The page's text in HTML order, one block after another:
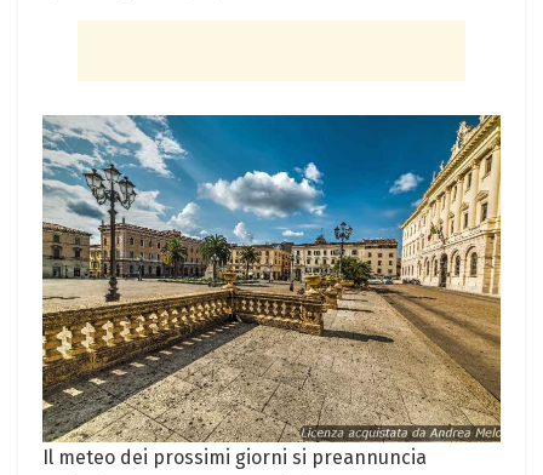
Il meteo dei prossimi giorni si preannuncia